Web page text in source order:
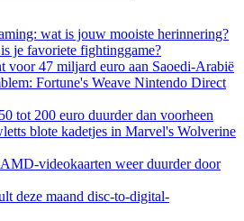
wat is jouw mooiste herinnering?
je favoriete fightinggame?
voor 47 miljard euro aan Saoedi-Arabië
Fortune's Weave Nintendo Direct
tot 200 euro duurder dan voorheen
blote kadetjes in Marvel's Wolverine
videokaarten weer duurder door
deze maand disc-to-digital-